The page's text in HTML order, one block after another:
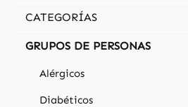
CATEGORÍAS
GRUPOS DE PERSONAS
Alérgicos
Diabéticos